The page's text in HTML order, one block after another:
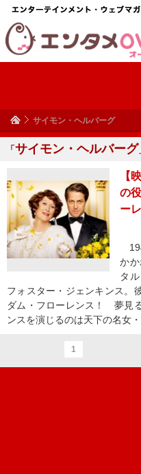
サイモン・ヘルバーグ
「サイモン・ヘルバーグ
【
の
ー
か
タ
フォスター・ジェンキンス。
ダム・フローレンス！ 夢見
ンスを演じるのは天下の名女・
1